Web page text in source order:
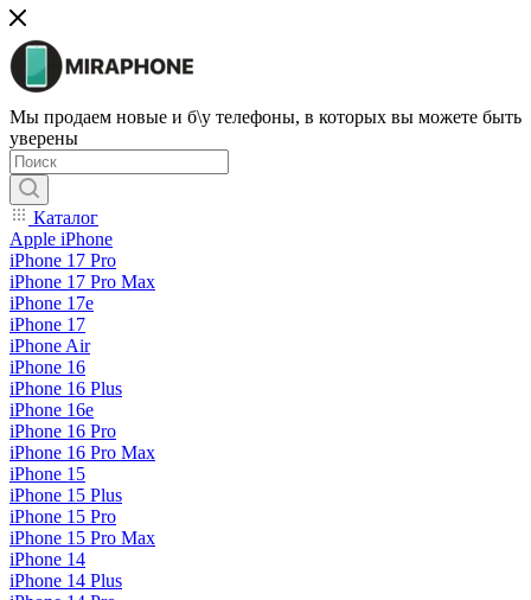
Мы продаем новые и б\у телефоны, в которых вы можете быть
уверены
Каталог
Apple iPhone
iPhone 17 Pro
iPhone 17 Pro Max
iPhone 17e
iPhone 17
iPhone Air
iPhone 16
iPhone 16 Plus
iPhone 16e
iPhone 16 Pro
iPhone 16 Pro Max
iPhone 15
iPhone 15 Plus
iPhone 15 Pro
iPhone 15 Pro Max
iPhone 14
iPhone 14 Plus